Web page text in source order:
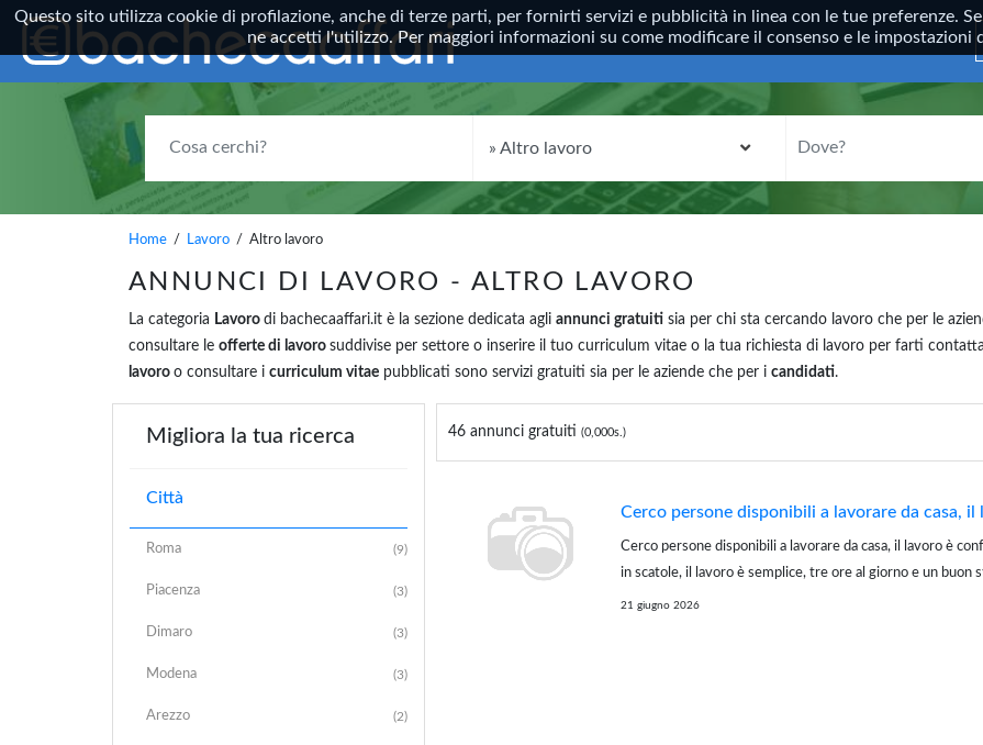
Questo sito utilizza cookie di profilazione, anche di terze parti, per fornirti servizi e pubblicità in linea con le tue preferenze.
ne accetti l'utilizzo. Per maggiori informazioni su come modificare il consenso e le impostazioni
Home / Lavoro / Altro lavoro
ANNUNCI DI LAVORO - ALTRO LAVORO
La categoria Lavoro di bachecaaffari.it è la sezione dedicata agli annunci gratuiti sia per chi sta cercando lavoro che per le
consultare le offerte di lavoro suddivise per settore o inserire il tuo curriculum vitae o la tua richiesta di lavoro per farti
lavoro o consultare i curriculum vitae pubblicati sono servizi gratuiti sia per le aziende che per i candidati.
Migliora la tua ricerca
Città
Roma (9)
Piacenza (3)
Dimaro (3)
Modena (3)
Arezzo (2)
46 annunci gratuiti (0,000s.)
Cerco persone disponibili a lavorare da casa, il
Cerco persone disponibili a lavorare da casa, il lavoro è
in scatole, il lavoro è semplice, tre ore al giorno e un buon
volantini, mettili nelle scatole e imballaggi. Se sei
21 giugno 2026